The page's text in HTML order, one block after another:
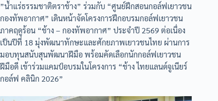
”น้ำแร่ธรรมชาติตราช้าง” ร่วมกับ “ศูนย์ฝึกสอนกอล์ฟเยาวชน
กองทัพอากาศ” เดินหน้าจัดโครงการฝึกอบรมกอล์ฟเยาวชน
ภาคฤดูร้อน “ช้าง – กองทัพอากาศ” ประจำปี 2569 ต่อเนื่อง
เป็นปีที่ 18 มุ่งพัฒนาทักษะและศักยภาพเยาวชนไทย ผ่านการ
มอบทุนสนับสุนพัฒนาฝีมือ พร้อมคัดเลือกนักกอล์ฟเยาวชน
ฝีมือดี เข้าร่วมแคมป์อบรมในโครงการ “ช้าง ไทยแลนด์จูเนียร์
กอล์ฟ คลินิก 2026”